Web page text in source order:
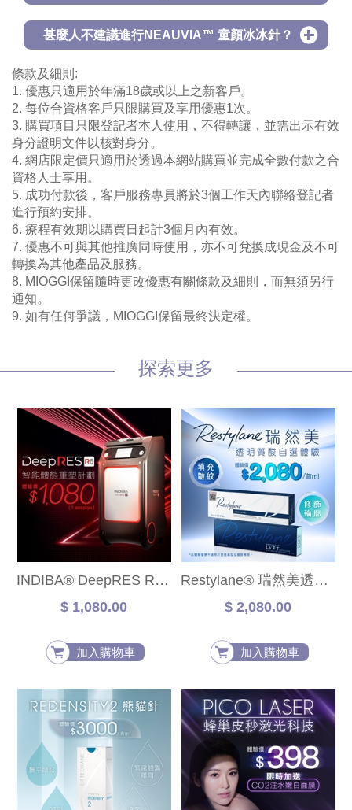
甚麼人不建議進行NEAUVIA™ 童顏冰冰針？
條款及細則:
1. 優惠只適用於年滿18歲或以上之新客戶。
2. 每位合資格客戶只限購買及享用優惠1次。
3. 購買項目只限登記者本人使用，不得轉讓，並需出示有效
身分證明文件以核對身分。
4. 網店限定價只適用於透過本網站購買並完成全數付款之合
資格人士享用。
5. 成功付款後，客戶服務專員將於3個工作天內聯絡登記者
進行預約安排。
6. 療程有效期以購買日起計3個月內有效。
7. 優惠不可與其他推廣同時使用，亦不可兌換成現金及不可
轉換為其他產品及服務。
8. MIOGGI保留隨時更改優惠有關條款及細則，而無須另行
通知。
9. 如有任何爭議，MIOGGI保留最終決定權。
探索更多
INDIBA® DeepRES R6智能體態重塑計劃
$ 1,080.00
加入購物車
Restylane® 瑞然美透明質酸
$ 2,080.00
加入購物車